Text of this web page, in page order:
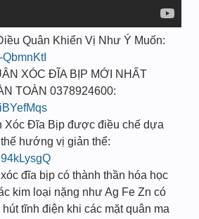
Quân Khiển Vị Như Ý Muốn:
XÓC ĐĨA BỊP MỚI NHẤT
TOÀN 0378924600:
Đĩa Bịp được điều chế dựa
hướng vị giản thể:
đĩa bịp có thành thần hóa học
kim loại nặng như Ag Fe Zn có
tĩnh điện khi các mặt quân ma